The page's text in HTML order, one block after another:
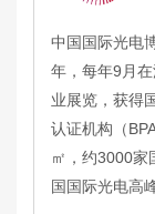
中国国际光电
年，每年9月
业展览，获得
认证机构（
㎡，约3000家
国国际光电高